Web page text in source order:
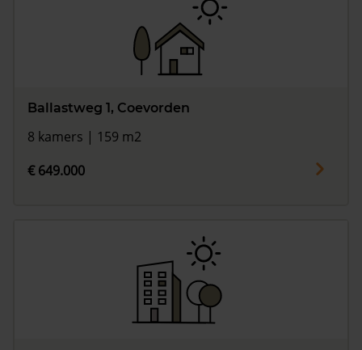
Ballastweg 1, Coevorden
8 kamers | 159 m2
€ 649.000